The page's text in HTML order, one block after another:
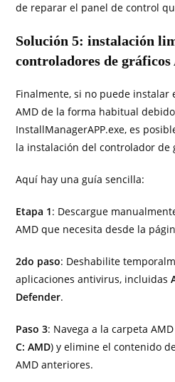
de reparar el panel de control
Solución 5: instalación
controladores de
Finalmente, si no puede instalar
AMD de la forma habitual
InstallManagerAPP.exe, es
la instalación del controlador de
Aquí hay una guía sencilla:
Etapa 1: Descargue
AMD que necesita desde la
2do paso: Deshabilite
aplicaciones antivirus, incluidas
Defender.
Paso 3: Navega a la carpeta
C: AMD) y elimine el contenido
AMD anteriores.